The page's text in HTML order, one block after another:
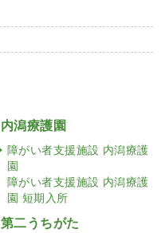
内潟療護園
障がい者支援施設 内潟療護
園
障がい者支援施設 内潟療護
園 短期入所
第二うちがた